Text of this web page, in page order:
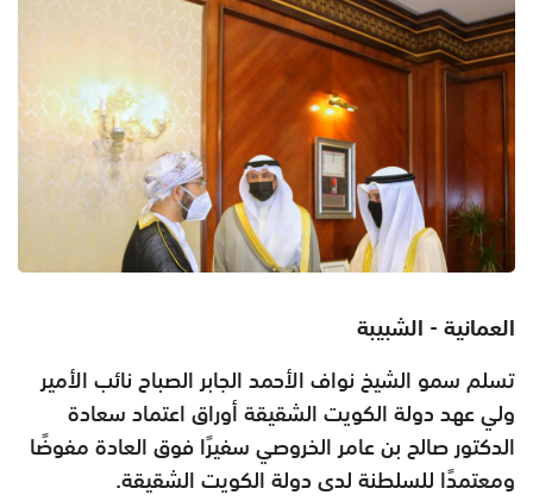
العمانية - الشبيبة
تسلم سمو الشيخ نواف الأحمد الجابر الصباح نائب الأمير
ولي عهد دولة الكويت الشقيقة أوراق اعتماد سعادة
الدكتور صالح بن عامر الخروصي سفيرًا فوق العادة مفوضًا
ومعتمدًا للسلطنة لدى دولة الكويت الشقيقة.